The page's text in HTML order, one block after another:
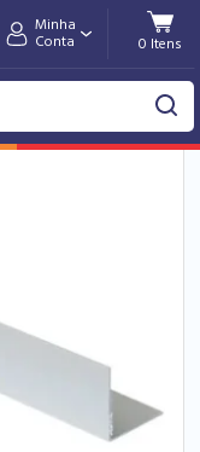
Minha
ContaCantoneira